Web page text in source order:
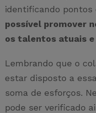
identificando pontos
possível promover
os talentos atuais
Lembrando que o
estar disposto a
soma de esforços.
pode ser verificado